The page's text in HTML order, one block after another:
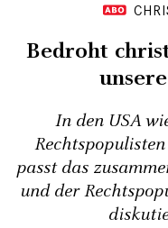
Bedroht
In den USA
passt das
und der